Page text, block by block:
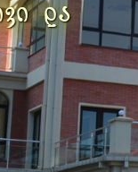
და